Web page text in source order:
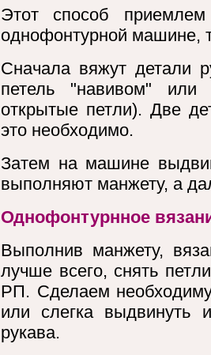
Этот способ
однофонтурной машине,
Сначала вяжут детали
петель "навивом" или
открытые петли). Две
это необходимо.
Затем на машине
выполняют манжету, а
Однофонтурнное
Выполнив манжету,
лучше всего, снять
РП. Сделаем
или слегка выдвинуть
рукава.